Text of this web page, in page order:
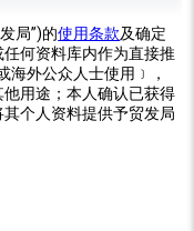
局”)的使用条款及确定
何资料库内作为直接推
海外公众人士使用﹞，
他用途；本人确认已获得
个人资料提供予贸发局